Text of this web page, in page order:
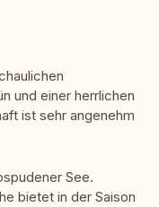
und einer herrlichen
ist sehr angenehm
See.
bietet in der Saison